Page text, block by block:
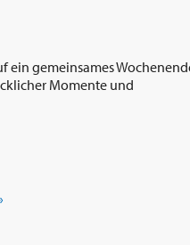
ein gemeinsames
Momente und